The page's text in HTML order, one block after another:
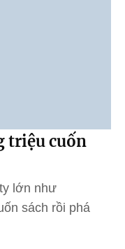
triệu cuốn
lớn như
sách rồi phá